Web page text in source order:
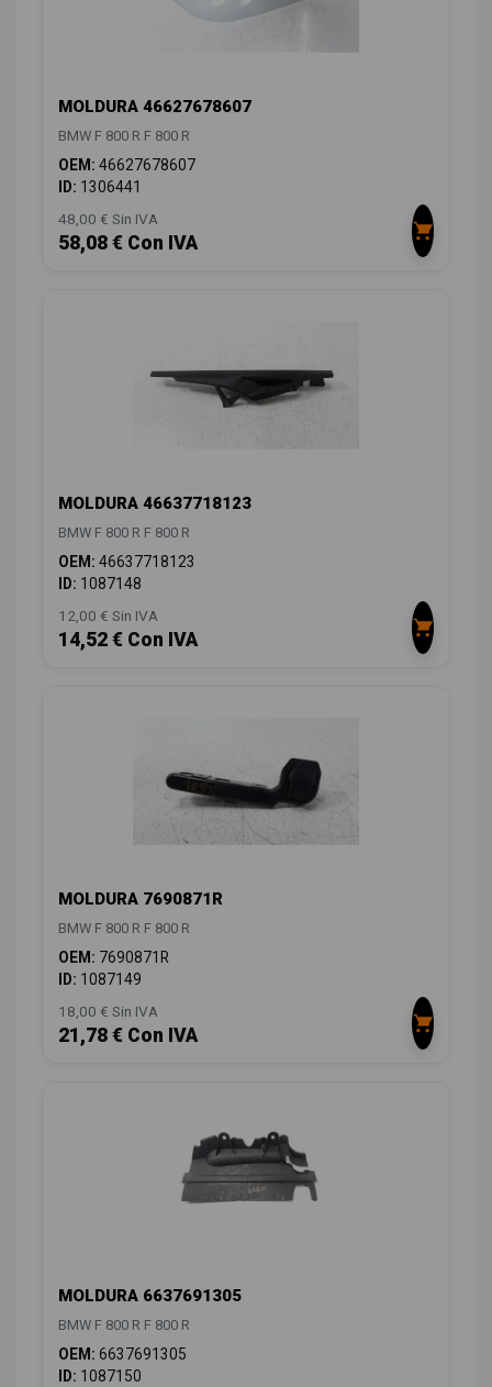
MOLDURA 46627678607
BMW F 800 R F 800 R
OEM: 46627678607
ID: 1306441
48,00 € Sin IVA
58,08 € Con IVA
MOLDURA 46637718123
BMW F 800 R F 800 R
OEM: 46637718123
ID: 1087148
12,00 € Sin IVA
14,52 € Con IVA
MOLDURA 7690871R
BMW F 800 R F 800 R
OEM: 7690871R
ID: 1087149
18,00 € Sin IVA
21,78 € Con IVA
MOLDURA 6637691305
BMW F 800 R F 800 R
OEM: 6637691305
ID: 1087150